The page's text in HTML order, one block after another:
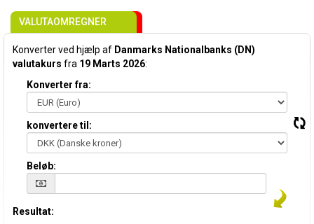
VALUTAOMREGNER
Konverter ved hjælp af Danmarks Nationalbanks (DN)
valutakurs fra 19 Marts 2026:
Konverter fra:
konvertere til:
Beløb:
Resultat: